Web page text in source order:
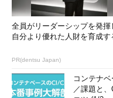
WireShark同様、パケット
パケットキャプチャファ
ン分析することが可能で
全員がリーダーシップを発揮
自分より優れた人財を育成す
PR(dentsu Japan)
コンテナ
／課題と